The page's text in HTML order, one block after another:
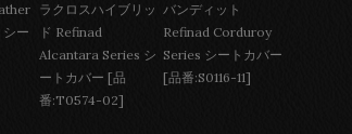
ー
ラクロスハイブリッ
ド Refinad
Alcantara Series シ
ートカバー [品
番:T0574-02]
バンディット
Refinad Corduroy
Series シートカバー
[品番:S0116-11]